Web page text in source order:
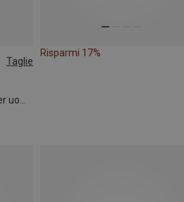
Taglie
Sandali Boston Suede Leather uomo
Risparmi 17%